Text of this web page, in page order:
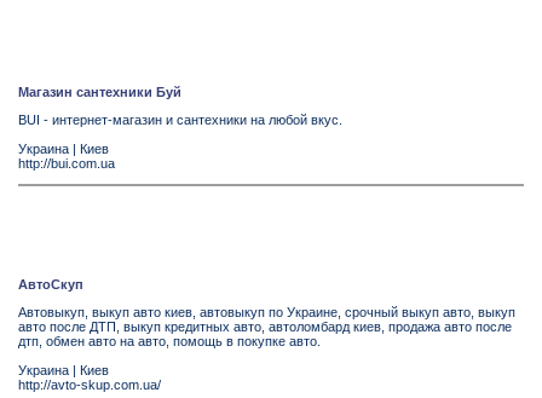
Магазин сантехники Буй
BUI - интернет-магазин и сантехники на любой вкус.
Украина | Киев
http://bui.com.ua
АвтоСкуп
Автовыкуп, выкуп авто киев, автовыкуп по Украине, срочный выкуп авто, выкуп
авто после ДТП, выкуп кредитных авто, автоломбард киев, продажа авто после
дтп, обмен авто на авто, помощь в покупке авто.
Украина | Киев
http://avto-skup.com.ua/